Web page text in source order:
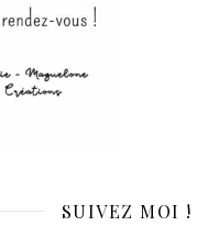
SUIVEZ MOI !